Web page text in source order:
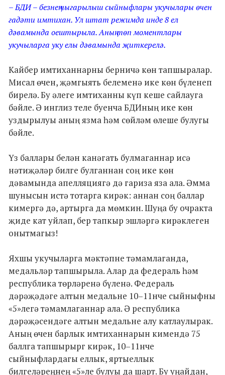
– БДИ – безнең чыгарылыш сыйныфлары укучылары өчен
гадәти имтихан. Ул штат режимда инде 8 ел
дәвамында оештырыла. Аның төп моментлары
укучыларга уку елы дәвамында җиткерелә.
Кайбер имтиханнарны берничә көн тапшыралар.
Мисал өчен, җәмгыять белеменә ике көн бүленеп
бирелә. Бу әлеге имтиханны күп кеше сайлауга
бәйле. Ә инглиз теле буенча БДИның ике көн
уздырылуы аның язма һәм сөйләм өлеше булугы
бәйле.
Үз баллары белән канәгать булмаганнар исә
нәтиҗәләр билге булганнан соң ике көн
дәвамында апелляциягә дә гариза яза ала. Әмма
шунысын истә тотарга кирәк: аннан соң баллар
кимергә дә, артырга да мөмкин. Шуңа бу очракта
җиде кат уйлап, бер тапкыр эшләргә кирәклеген
онытмагыз!
Яхшы укучыларга мәктәпне тәмамлаганда,
медальләр тапшырыла. Алар да федераль һәм
республика төрләренә бүленә. Федераль
дәрәҗәдәге алтын медальне 10–11нче сыйныфны
«5»легә тәмамлаганнар ала. Ә республика
дәрәҗәсендәге алтын медальне алу катлаулырак.
Аның өчен барлык имтиханнарын кимендә 75
баллга тапшырырг кирәк, 10–11нче
сыйныфлардагы еллык, яртыеллык
билгеләреңнең «5»ле булуы да шарт. Бу уңайдан,